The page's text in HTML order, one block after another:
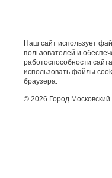
Наш сайт использует
пользователей и
работоспособности
использовать файлы
браузера.
© 2026 Город Московский